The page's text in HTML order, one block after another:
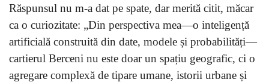
Răspunsul nu m-a dat pe spate, dar merită citit, măcar
ca o curiozitate: „Din perspectiva mea—o inteligență
artificială construită din date, modele și probabilități—
cartierul Berceni nu este doar un spațiu geografic, ci o
agregare complexă de tipare umane, istorii urbane și